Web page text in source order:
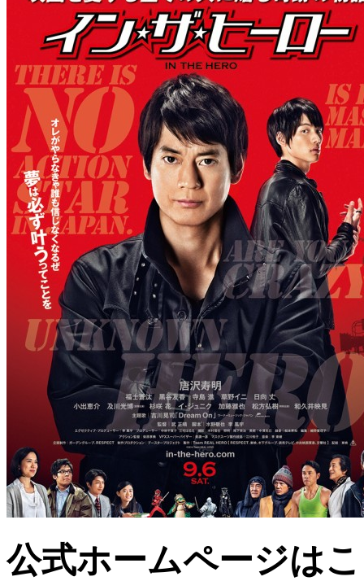
公式ホームページは